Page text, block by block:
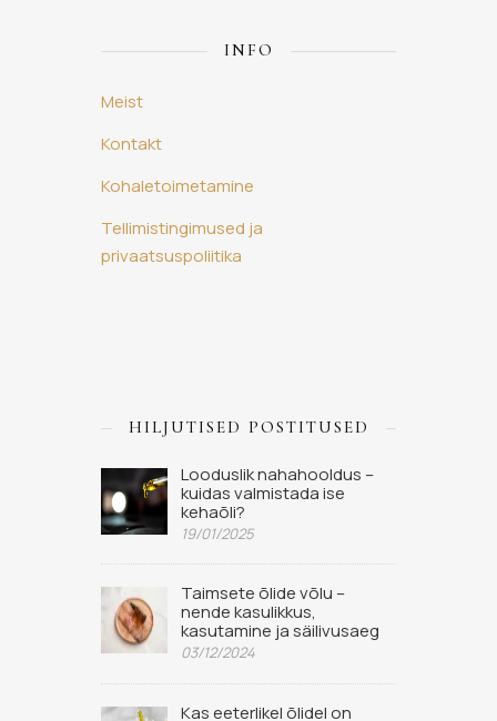
INFO
Meist
Kontakt
Kohaletoimetamine
Tellimistingimused ja
privaatsuspoliitika
HILJUTISED POSTITUSED
Looduslik nahahooldus –
kuidas valmistada ise
kehaõli?
19/01/2025
Taimsete õlide võlu –
nende kasulikkus,
kasutamine ja säilivusaeg
03/12/2024
Kas eeterlikel õlidel on